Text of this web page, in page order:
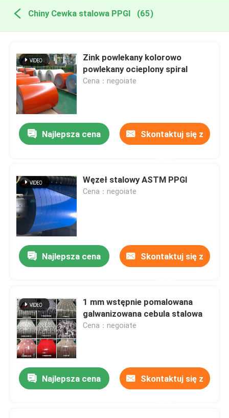
Chiny Cewka stalowa PPGI (65)
Zink powlekany kolorowo
powlekany ocieplony spiral
Cena：negoiate
Najlepsza cena Skontaktuj się z
Węzeł stalowy ASTM PPGI
Cena：negoiate
Najlepsza cena Skontaktuj się z
1 mm wstępnie pomalowana
galwanizowana cebula stalowa
Cena：negoiate
Najlepsza cena Skontaktuj się z